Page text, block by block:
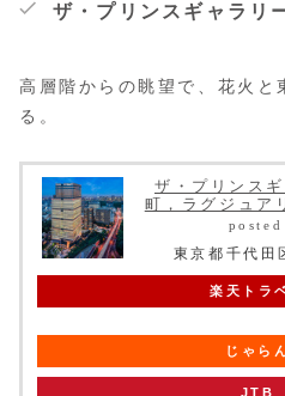
ザ・プリンスギャラリ
高層階からの眺望で、花火と
る。
ザ・プリンス
町，ラグジュア
東京都千代田
楽天トラ
じゃら
JTB